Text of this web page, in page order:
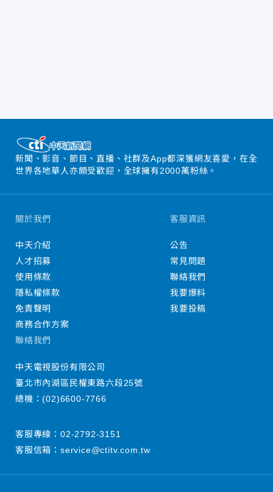
新聞、影音、節目、直播、社群及App都深獲網友喜愛，在全
世界各地華人亦頗受歡迎，全球擁有2000萬粉絲。
關於我們
中天介紹
人才招募
使用條款
隱私權條款
免責聲明
商務合作方案
客服資訊
公告
常見問題
聯絡我們
我要爆料
我要投稿
聯絡我們
中天電視股份有限公司
臺北市內湖區民權東路六段25號
總機：(02)6600-7766
客服專線： 02-2792-3151
客服信箱： service@ctitv.com.tw